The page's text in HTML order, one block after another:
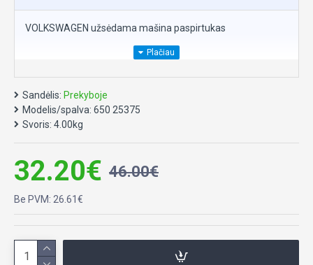
VOLKSWAGEN užsėdama mašina paspirtukas
Automobilyje po sėdyne yra patogi daiktadėžė , kurioje jūsų
vaikas gali susidėti savo daiktus .
Šis automobilis yra ne tik super šaunus, bet ir labai
naudingas mokymuisi vaikščioti, vystymuisi.
Tinka vaikams nuo 12 iki 36 mėn.
*Yra vairas su garsiniu signalu
*Yra daiktadėžė po sėdyne
Sandėlis: Prekyboje
Modelis/spalva: 650 25375
Svoris: 4.00kg
32.20€ 46.00€
Be PVM: 26.61€